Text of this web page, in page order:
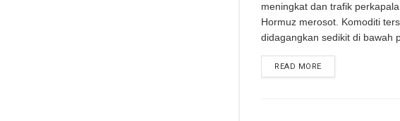
meningkat dan trafik
Hormuz merosot. Komoditi
didagangkan sedikit di bawah
READ MORE